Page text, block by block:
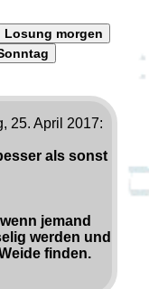
Losung morgen
25. April 2017:
als sonst
jemand
werden und
finden.